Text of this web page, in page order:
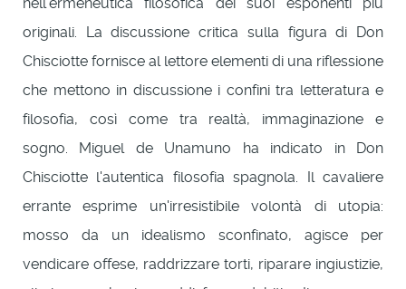
nell'ermeneutica filosofica dei suoi esponenti più
originali. La discussione critica sulla figura di Don
Chisciotte fornisce al lettore elementi di una riflessione
che mettono in discussione i confini tra letteratura e
filosofia, così come tra realtà, immaginazione e
sogno. Miguel de Unamuno ha indicato in Don
Chisciotte l'autentica filosofia spagnola. Il cavaliere
errante esprime un'irresistibile volontà di utopia:
mosso da un idealismo sconfinato, agisce per
vendicare offese, raddrizzare torti, riparare ingiustizie,